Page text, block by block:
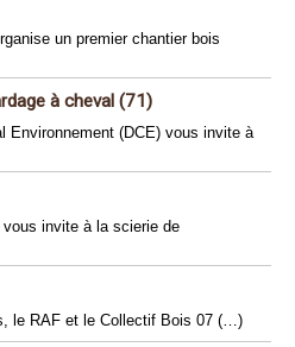
un premier chantier bois
à cheval (71)
Environnement (DCE) vous invite à
vous invite à la scierie de
le RAF et le Collectif Bois 07 (…)